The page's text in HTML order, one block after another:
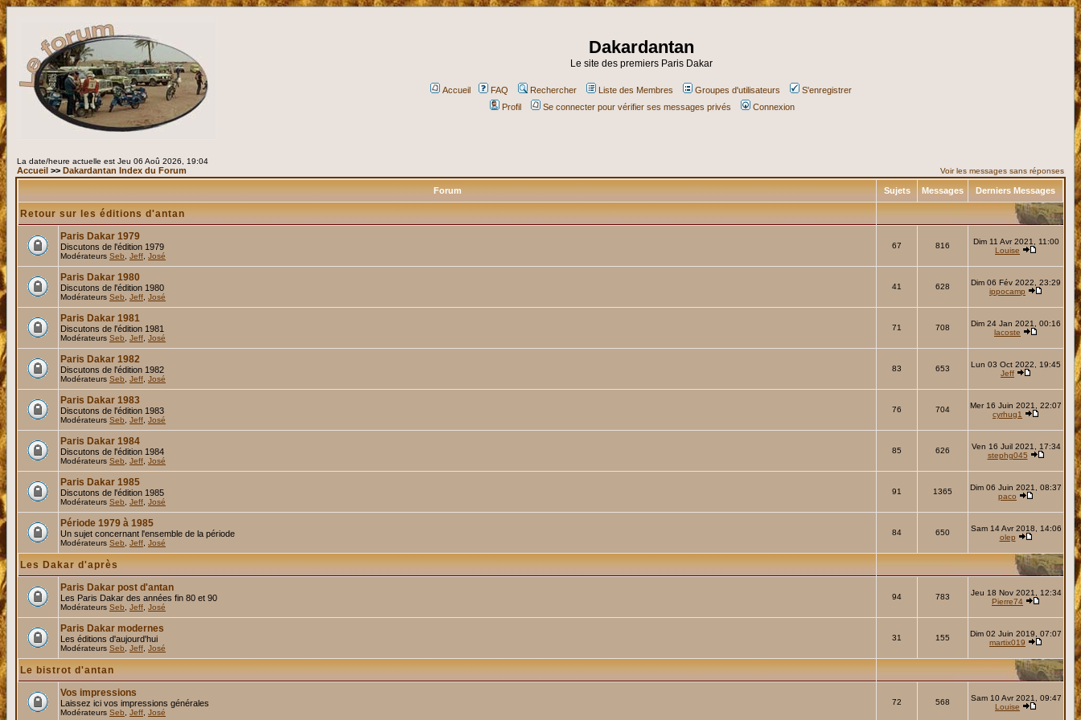
Dakardantan
Le site des premiers Paris Dakar
Accueil FAQ Rechercher Liste des Membres Groupes d'utilisateurs
S'enregistrer
Profil
Se connecter pour vérifier ses messages privés Connexion
La date/heure actuelle est Jeu 06 Aoû 2026, 19:04
Accueil >> Dakardantan Index du Forum Voir les messages sans réponses
Forum Sujets Messages Derniers Messages
Retour sur les éditions d'antan
Paris Dakar 1979
Discutons de l'édition 1979
Modérateurs Seb Jeff José
67 816
Dim 11 Avr 2021, 11:00
Louise
Paris Dakar 1980
Discutons de l'édition 1980
Modérateurs Seb Jeff José
41 628
Dim 06 Fév 2022, 23:29
ippocamp
Paris Dakar 1981
Discutons de l'édition 1981
Modérateurs Seb Jeff José
71 708
Dim 24 Jan 2021, 00:16
lacoste
Paris Dakar 1982
Discutons de l'édition 1982
Modérateurs Seb Jeff José
83 653
Lun 03 Oct 2022, 19:45
Jeff
Paris Dakar 1983
Discutons de l'édition 1983
Modérateurs Seb Jeff José
76 704
Mer 16 Juin 2021, 22:07
cyrhug1
Paris Dakar 1984
Discutons de l'édition 1984
Modérateurs Seb Jeff José
85 626
Ven 16 Juil 2021, 17:34
stephg045
Paris Dakar 1985
Discutons de l'édition 1985
Modérateurs Seb Jeff José
91 1365
Dim 06 Juin 2021, 08:37
paco
Période 1979 à 1985
Un sujet concernant l'ensemble de la période
Modérateurs Seb Jeff José
84 650
Sam 14 Avr 2018, 14:06
olep
Les Dakar d'après
Paris Dakar post d'antan
Les Paris Dakar des années fin 80 et 90
Modérateurs Seb Jeff José
94 783
Jeu 18 Nov 2021, 12:34
Pierre74
Paris Dakar modernes
Les éditions d'aujourd'hui
Modérateurs Seb Jeff José
31 155
Dim 02 Juin 2019, 07:07
martix019
Le bistrot d'antan
Vos impressions
Laissez ici vos impressions générales
Modérateurs Seb Jeff José
72 568
Sam 10 Avr 2021, 09:47
Louise